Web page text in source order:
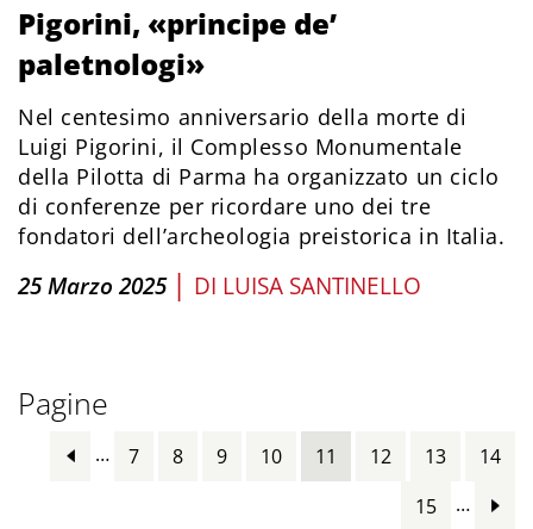
Pigorini, «principe de’
paletnologi»
Nel centesimo anniversario della morte di
Luigi Pigorini, il Complesso Monumentale
della Pilotta di Parma ha organizzato un ciclo
di conferenze per ricordare uno dei tre
fondatori dell’archeologia preistorica in Italia.
25 Marzo 2025 | DI LUISA SANTINELLO
Pagine
… 7 8 9 10 11 12 13
14
15
…